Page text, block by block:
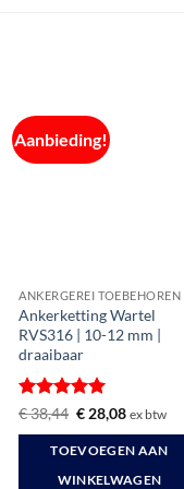
Aanbieding!
ANKERGEREI TOEBEHOREN
Ankerketting Wartel
RVS316 | 10-12 mm |
draaibaar
Gewaardeerd
€38,44 Oorspronkelijke
prijs
was:
€ 38,44.
€ 28,08Huidige
is:
€ 28,08.
ex btw
TOEVOEGEN AAN
WINKELWAGEN